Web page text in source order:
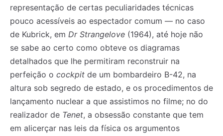
representação de certas peculiaridades técnicas
pouco acessíveis ao espectador comum — no caso
de Kubrick, em Dr Strangelove (1964), até hoje não
se sabe ao certo como obteve os diagramas
detalhados que lhe permitiram reconstruir na
perfeição o cockpit de um bombardeiro B-42, na
altura sob segredo de estado, e os procedimentos de
lançamento nuclear a que assistimos no filme; no do
realizador de Tenet, a obsessão constante que tem
em alicerçar nas leis da física os argumentos